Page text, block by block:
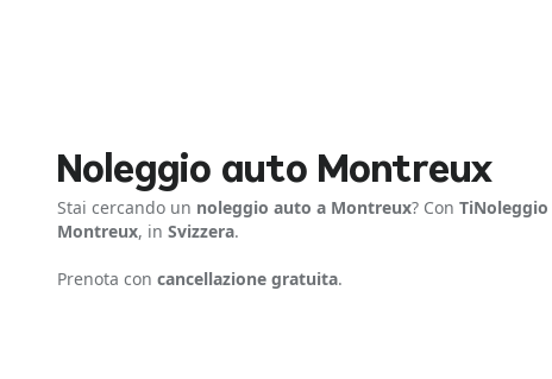
Noleggio auto Montreux
Stai cercando un noleggio auto a Montreux? Con TiNoleggio
Montreux, in Svizzera.
Prenota con cancellazione gratuita.